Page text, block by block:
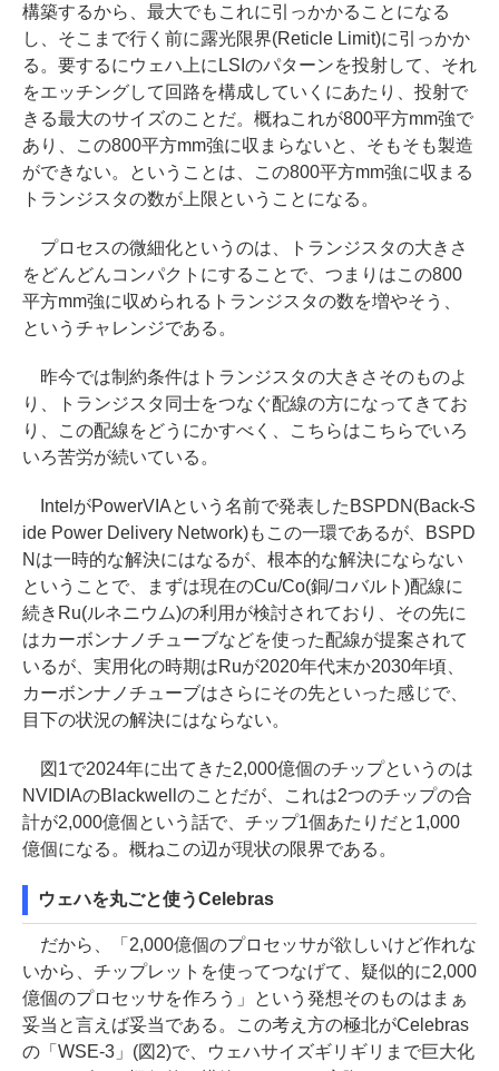
構築するから、最大でもこれに引っかかることになる
し、そこまで行く前に露光限界(Reticle Limit)に引っかか
る。要するにウェハ上にLSIのパターンを投射して、それ
をエッチングして回路を構成していくにあたり、投射で
きる最大のサイズのことだ。概ねこれが800平方mm強で
あり、この800平方mm強に収まらないと、そもそも製造
ができない。ということは、この800平方mm強に収まる
トランジスタの数が上限ということになる。
プロセスの微細化というのは、トランジスタの大きさ
をどんどんコンパクトにすることで、つまりはこの800
平方mm強に収められるトランジスタの数を増やそう、
というチャレンジである。
昨今では制約条件はトランジスタの大きさそのものよ
り、トランジスタ同士をつなぐ配線の方になってきてお
り、この配線をどうにかすべく、こちらはこちらでいろ
いろ苦労が続いている。
IntelがPowerVIAという名前で発表したBSPDN(Back-S
ide Power Delivery Network)もこの一環であるが、BSPD
Nは一時的な解決にはなるが、根本的な解決にならない
ということで、まずは現在のCu/Co(銅/コバルト)配線に
続きRu(ルネニウム)の利用が検討されており、その先に
はカーボンナノチューブなどを使った配線が提案されて
いるが、実用化の時期はRuが2020年代末か2030年頃、
カーボンナノチューブはさらにその先といった感じで、
目下の状況の解決にはならない。
図1で2024年に出てきた2,000億個のチップというのは
NVIDIAのBlackwellのことだが、これは2つのチップの合
計が2,000億個という話で、チップ1個あたりだと1,000
億個になる。概ねこの辺が現状の限界である。
ウェハを丸ごと使うCelebras
だから、「2,000億個のプロセッサが欲しいけど作れな
いから、チップレットを使ってつなげて、疑似的に2,000
億個のプロセッサを作ろう」という発想そのものはまぁ
妥当と言えば妥当である。この考え方の極北がCelebras
の「WSE-3」(図2)で、ウェハサイズギリギリまで巨大化